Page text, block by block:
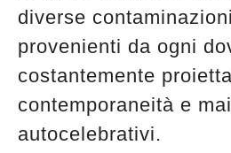
diverse
provenienti da ogni
costantemente
contemporaneità e mai
autocelebrativi.